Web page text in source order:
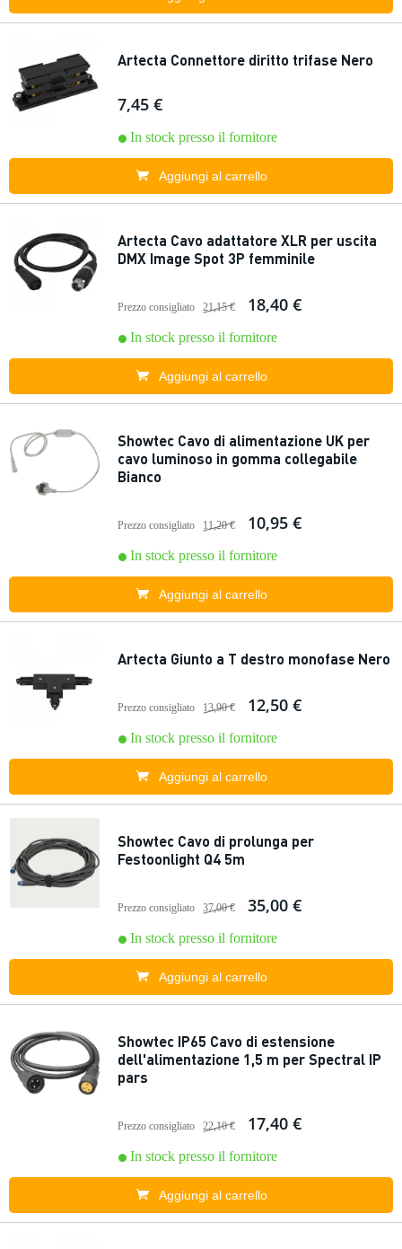
Artecta Connettore diritto trifase Nero
7,45 €
In stock presso il fornitore
Aggiungi al carrello
Artecta Cavo adattatore XLR per uscita
DMX Image Spot 3P femminile
Prezzo consigliato 21,15 € 18,40 €
In stock presso il fornitore
Aggiungi al carrello
Showtec Cavo di alimentazione UK per
cavo luminoso in gomma collegabile
Bianco
Prezzo consigliato 11,20 € 10,95 €
In stock presso il fornitore
Aggiungi al carrello
Artecta Giunto a T destro monofase Nero
Prezzo consigliato 13,90 € 12,50 €
In stock presso il fornitore
Aggiungi al carrello
Showtec Cavo di prolunga per
Festoonlight Q4 5m
Prezzo consigliato 37,00 € 35,00 €
In stock presso il fornitore
Aggiungi al carrello
Showtec IP65 Cavo di estensione
dell'alimentazione 1,5 m per Spectral IP
pars
Prezzo consigliato 22,10 € 17,40 €
In stock presso il fornitore
Aggiungi al carrello